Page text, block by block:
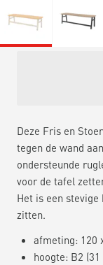
Deze Fris en
tegen de wand
ondersteunde
voor de tafel
Het is een
zitten.
afmeting: 120
hoogte: B2